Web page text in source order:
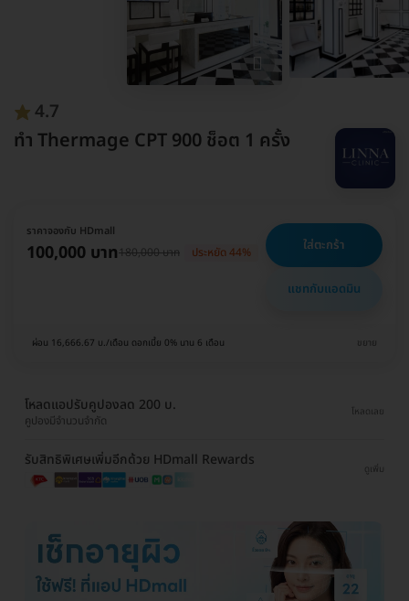
4.7
ทำ Thermage CPT 900 ช็อต 1 ครั้ง
ราคาจองกับ HDmall
100,000 บาท180,000 บาท ประหยัด 44% ใส่ตะกร้า
แชทกับแอดมิน
ผ่อน 16,666.67 บ./เดือน ดอกเบี้ย 0% นาน 6 เดือน ขยาย
โหลดแอปรับคูปองลด 200 บ.
คูปองมีจำนวนจำกัด
โหลดเลย
รับสิทธิพิเศษเพิ่มอีกด้วย HDmall Rewards
ดูเพิ่ม